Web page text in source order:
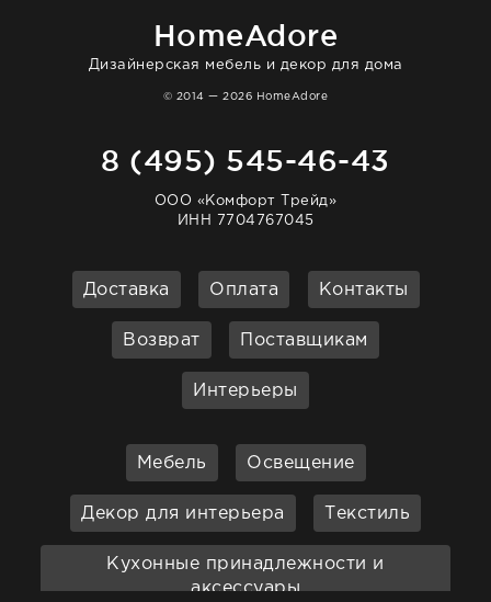
HomeAdore
Дизайнерская мебель и декор для дома
© 2014 — 2026 HomeAdore
8 (495) 545-46-43
ООО «Комфорт Трейд»
ИНН 7704767045
Доставка Оплата Контакты
Возврат Поставщикам
Интерьеры
Мебель Освещение
Декор для интерьера Текстиль
Кухонные принадлежности и
аксессуары